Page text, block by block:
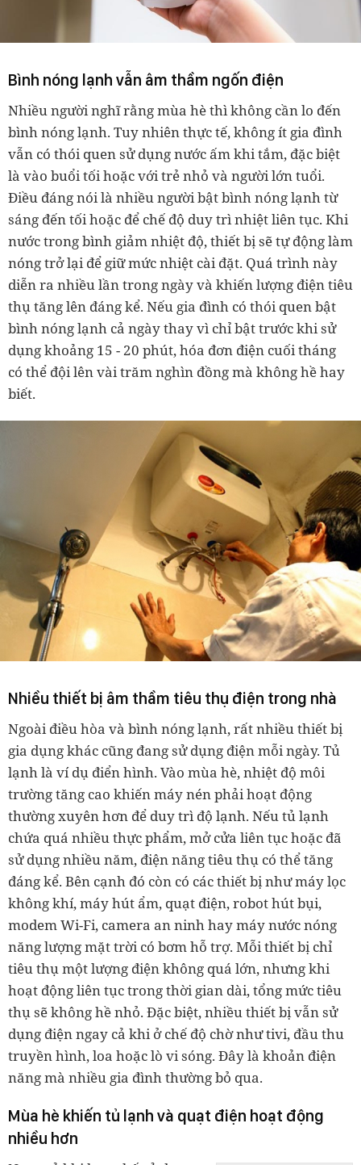
Bình nóng lạnh vẫn âm thầm ngốn điện
Nhiều người nghĩ rằng mùa hè thì không cần lo đến
bình nóng lạnh. Tuy nhiên thực tế, không ít gia đình
vẫn có thói quen sử dụng nước ấm khi tắm, đặc biệt
là vào buổi tối hoặc với trẻ nhỏ và người lớn tuổi.
Điều đáng nói là nhiều người bật bình nóng lạnh từ
sáng đến tối hoặc để chế độ duy trì nhiệt liên tục. Khi
nước trong bình giảm nhiệt độ, thiết bị sẽ tự động làm
nóng trở lại để giữ mức nhiệt cài đặt. Quá trình này
diễn ra nhiều lần trong ngày và khiến lượng điện tiêu
thụ tăng lên đáng kể. Nếu gia đình có thói quen bật
bình nóng lạnh cả ngày thay vì chỉ bật trước khi sử
dụng khoảng 15 - 20 phút, hóa đơn điện cuối tháng
có thể đội lên vài trăm nghìn đồng mà không hề hay
biết.
Nhiều thiết bị âm thầm tiêu thụ điện trong nhà
Ngoài điều hòa và bình nóng lạnh, rất nhiều thiết bị
gia dụng khác cũng đang sử dụng điện mỗi ngày. Tủ
lạnh là ví dụ điển hình. Vào mùa hè, nhiệt độ môi
trường tăng cao khiến máy nén phải hoạt động
thường xuyên hơn để duy trì độ lạnh. Nếu tủ lạnh
chứa quá nhiều thực phẩm, mở cửa liên tục hoặc đã
sử dụng nhiều năm, điện năng tiêu thụ có thể tăng
đáng kể. Bên cạnh đó còn có các thiết bị như máy lọc
không khí, máy hút ẩm, quạt điện, robot hút bụi,
modem Wi-Fi, camera an ninh hay máy nước nóng
năng lượng mặt trời có bơm hỗ trợ. Mỗi thiết bị chỉ
tiêu thụ một lượng điện không quá lớn, nhưng khi
hoạt động liên tục trong thời gian dài, tổng mức tiêu
thụ sẽ không hề nhỏ. Đặc biệt, nhiều thiết bị vẫn sử
dụng điện ngay cả khi ở chế độ chờ như tivi, đầu thu
truyền hình, loa hoặc lò vi sóng. Đây là khoản điện
năng mà nhiều gia đình thường bỏ qua.
Mùa hè khiến tủ lạnh và quạt điện hoạt động
nhiều hơn